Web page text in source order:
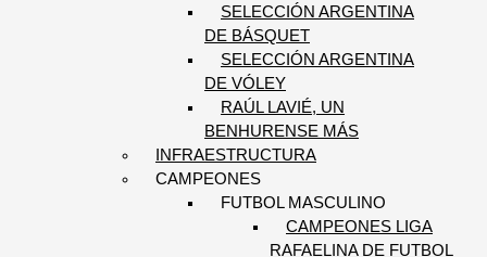
SELECCIÓN ARGENTINA
DE BÁSQUET
SELECCIÓN ARGENTINA
DE VÓLEY
RAÚL LAVIÉ, UN
BENHURENSE MÁS
INFRAESTRUCTURA
CAMPEONES
FUTBOL MASCULINO
CAMPEONES LIGA
RAFAELINA DE FUTBOL